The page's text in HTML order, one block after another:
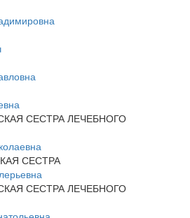
СЕСТРА ЛЕЧЕБНОГО
СЕСТРА
СЕСТРА ЛЕЧЕБНОГО